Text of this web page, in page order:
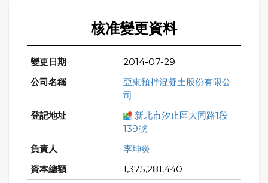
核准變更資料
2014-07-29
亞東預拌混凝土股份有限公
司
新北市汐止區大同路1段
139號
李坤炎
1,375,281,440